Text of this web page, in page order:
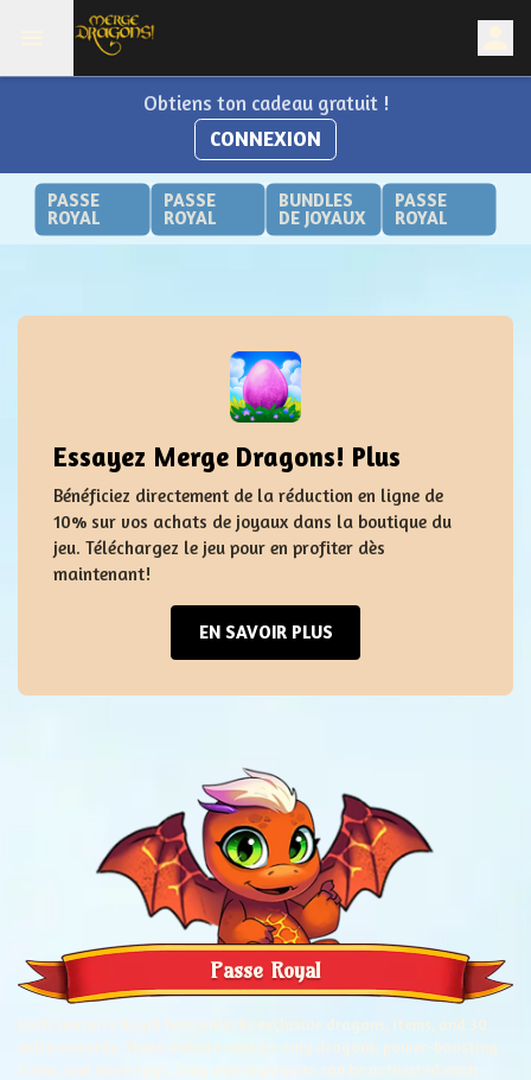
Obtiens ton cadeau gratuit !
CONNEXION
PASSE
ROYAL
PASSE
ROYAL
BUNDLES
DE JOYAUX
PASSE
ROYAL
Essayez Merge Dragons! Plus
Bénéficiez directement de la réduction en ligne de
10% sur vos achats de joyaux dans la boutique du
jeu. Téléchargez le jeu pour en profiter dès
maintenant!
EN SAVOIR PLUS
Passe Royal
Each Season’s Royal Pass unlocks exclusive dragons, items, and 30
extra rewards. These include season-only dragons, power-boosting
items, and more eggs. Only one royal pass can be activated each